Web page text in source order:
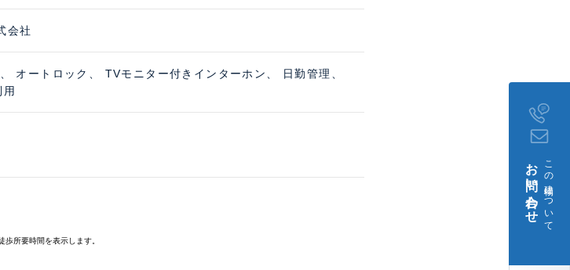
会社
オートロック、 TVモニター付きインターホン、 日勤管理、
所要時間を表示します。
この建物について
お問い合わせ